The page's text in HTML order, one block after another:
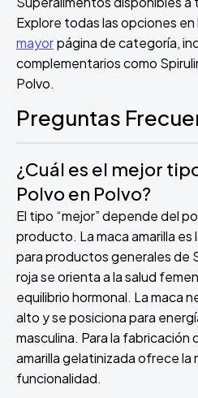
Explore todas las opciones en
mayorpágina de categoría,
complementarios como
Polvo.
Preguntas
¿Cuál es el mejor
Polvo en Polvo?
El tipo “mejor” depende del
producto. La maca amarilla es
para productos generales de
roja se orienta a la salud
equilibrio hormonal. La maca
alto y se posiciona para
masculina. Para la fabricación
amarilla gelatinizada ofrece la
funcionalidad.